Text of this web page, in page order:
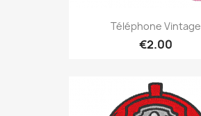
Téléphone Vintage
€2.00